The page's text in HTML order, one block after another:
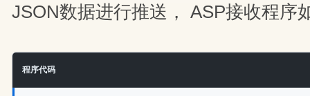
JSON数据进行推送， ASP接收程序
程序代码